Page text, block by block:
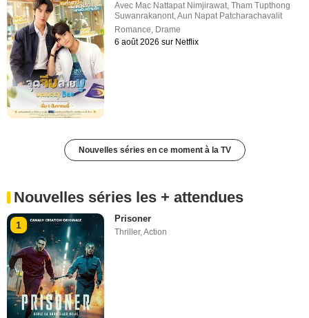
Avec Mac Nattapat Nimjirawat,Tham Tupthong
Suwanrakanont,Aun Napat Patcharachavalit
Romance, Drame
6 août 2026 sur Netflix
Nouvelles séries en ce moment à la TV
Nouvelles séries les + attendues
1
Prisoner
Thriller,Action